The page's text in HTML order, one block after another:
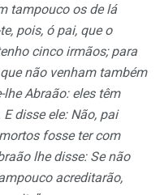
tampouco os de lá
pois, ó pai, que o
cinco irmãos; para
não venham também
Abraão: eles têm
disse ele: Não, pai
fosse ter com
lhe disse: Se não
acreditarão,